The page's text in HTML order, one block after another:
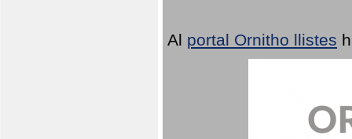
Al portal Ornitho llistes